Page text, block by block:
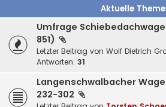
Aktuelle
Umfrage
851)
Letzter Beitrag von Wolf Dietrich
Antworten: 31
Langenschwalbacher
232-302